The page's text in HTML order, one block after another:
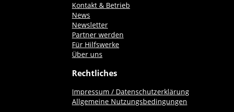
Kontakt & Betrieb
News
Newsletter
Partner werden
Für Hilfswerke
Über uns
Rechtliches
Impressum / Datenschutzerklärung
Allgemeine Nutzungsbedingungen